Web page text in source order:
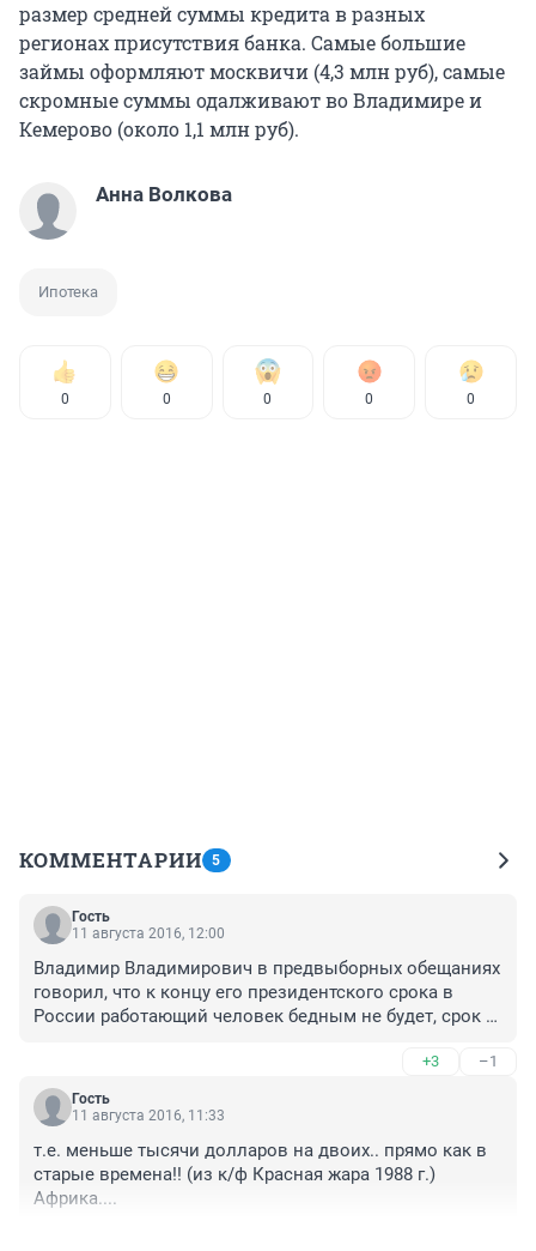
размер средней суммы кредита в разных
регионах присутствия банка. Самые большие
займы оформляют москвичи (4,3 млн руб), самые
скромные суммы одалживают во Владимире и
Кемерово (около 1,1 млн руб).
Анна Волкова
Ипотека
0 0 0 0 0
КОММЕНТАРИИ 5
Гость
11 августа 2016, 12:00
Владимир Владимирович в предвыборных обещаниях
говорил, что к концу его президентского срока в
России работающий человек бедным не будет, срок
богатыми, жилье будете покупать сразу и какое
захотите, ведь президенту не верить как?
+3 –1
Гость
11 августа 2016, 11:33
т.е. меньше тысячи долларов на двоих.. прямо как в
старые времена!! (из к/ф Красная жара 1988 г.)
Африка....